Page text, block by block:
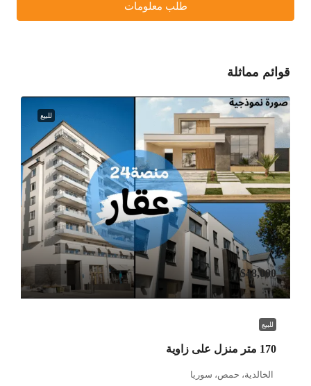
طلب معلومات
قوائم مماثلة
للبيع
$48,000
للبيع
170 متر منزل على زاوية
الخالدية، حمص، سوريا